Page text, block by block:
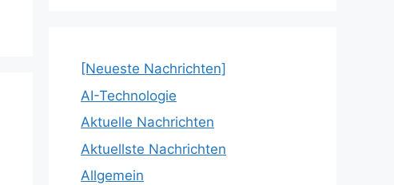
[Neueste Nachrichten]
AI-Technologie
Aktuelle Nachrichten
Aktuellste Nachrichten
Allgemein